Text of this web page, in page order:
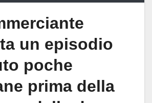
un episodio
poche
prima della